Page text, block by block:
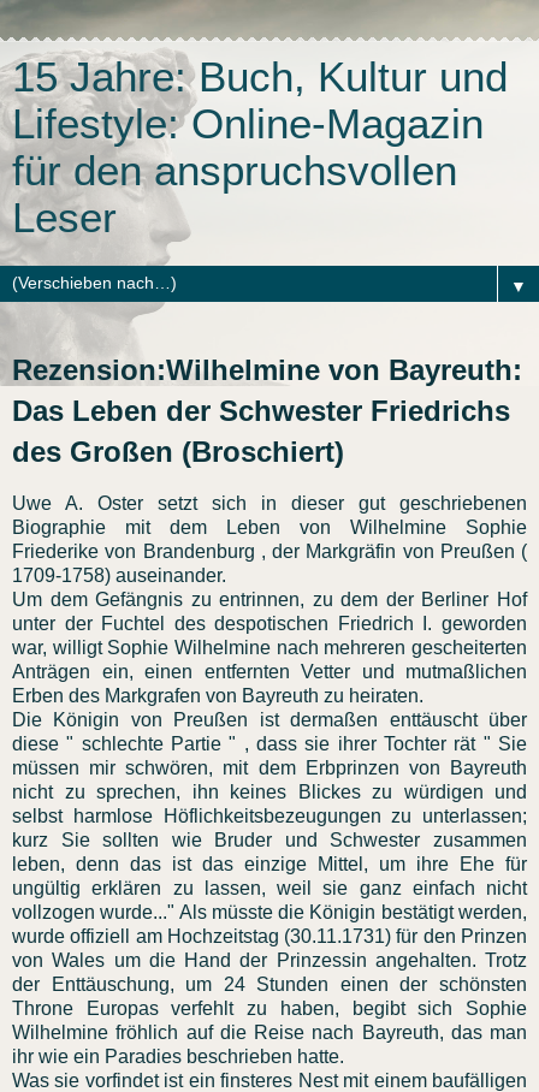
15 Jahre: Buch, Kultur und
Lifestyle: Online-Magazin
für den anspruchsvollen
Leser
▼
Rezension:Wilhelmine von Bayreuth:
Das Leben der Schwester Friedrichs
des Großen (Broschiert)
Uwe A. Oster setzt sich in dieser gut geschriebenen
Biographie mit dem Leben von Wilhelmine Sophie
Friederike von Brandenburg , der Markgräfin von Preußen (
1709-1758) auseinander.
Um dem Gefängnis zu entrinnen, zu dem der Berliner Hof
unter der Fuchtel des despotischen Friedrich I. geworden
war, willigt Sophie Wilhelmine nach mehreren gescheiterten
Anträgen ein, einen entfernten Vetter und mutmaßlichen
Erben des Markgrafen von Bayreuth zu heiraten.
Die Königin von Preußen ist dermaßen enttäuscht über
diese " schlechte Partie " , dass sie ihrer Tochter rät " Sie
müssen mir schwören, mit dem Erbprinzen von Bayreuth
nicht zu sprechen, ihn keines Blickes zu würdigen und
selbst harmlose Höflichkeitsbezeugungen zu unterlassen;
kurz Sie sollten wie Bruder und Schwester zusammen
leben, denn das ist das einzige Mittel, um ihre Ehe für
ungültig erklären zu lassen, weil sie ganz einfach nicht
vollzogen wurde..." Als müsste die Königin bestätigt werden,
wurde offiziell am Hochzeitstag (30.11.1731) für den Prinzen
von Wales um die Hand der Prinzessin angehalten. Trotz
der Enttäuschung, um 24 Stunden einen der schönsten
Throne Europas verfehlt zu haben, begibt sich Sophie
Wilhelmine fröhlich auf die Reise nach Bayreuth, das man
ihr wie ein Paradies beschrieben hatte.
Was sie vorfindet ist ein finsteres Nest mit einem baufälligen